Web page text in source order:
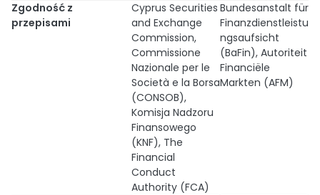
Zgodność z
przepisami
Cyprus Securities
and Exchange
Commission,
Commissione
Nazionale per le
Società e la Borsa
(CONSOB),
Komisja Nadzoru
Finansowego
(KNF), The
Financial
Conduct
Authority (FCA)
Bundesanstalt für
Finanzdienstleistu
ngsaufsicht
(BaFin), Autoriteit
Financiële
Markten (AFM)